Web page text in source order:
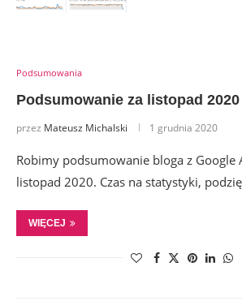
Podsumowania
Podsumowanie za listopad 2020
przez Mateusz Michalski 1 grudnia 2020
Robimy podsumowanie bloga z Google
listopad 2020. Czas na statystyki,
WIĘCEJ